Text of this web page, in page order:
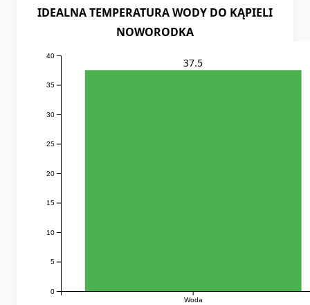
IDEALNA TEMPERATURA WODY DO KĄPIELI
NOWORODKA
Woda
0
5
10
15
20
25
30
35
40
37.5